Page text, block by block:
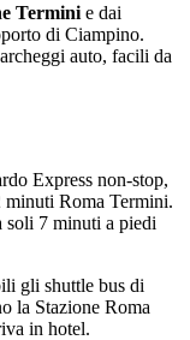
Termini e dai
di Ciampino.
auto, facili da
Express non-stop,
minuti Roma Termini.
7 minuti a piedi
gli shuttle bus di
la Stazione Roma
in hotel.